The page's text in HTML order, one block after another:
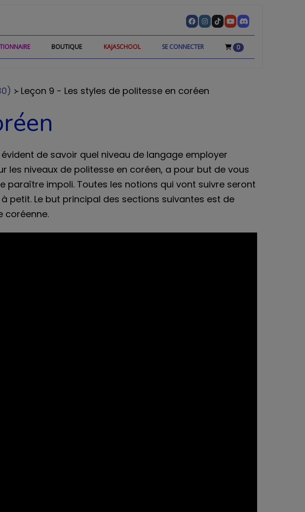
0
SE CONNECTER
KAJASCHOOL
BOUTIQUE
᚛ Leçon 9 - Les styles de politesse en coréen
de savoir quel niveau de langage employer
les niveaux de politesse en coréen, a pour but de vous
paraître impoli. Toutes les notions qui vont suivre seront
Le but principal des sections suivantes est de
coréenne.